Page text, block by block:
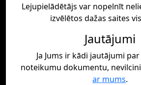
Lejupielādētājs var nopelnīt
izvēlētos dažas saites
Jautājumi
Ja Jums ir kādi jautājumi
noteikumu dokumentu,
ar mums.